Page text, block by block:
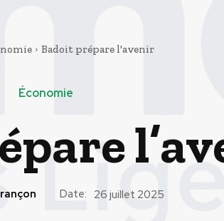
Badoit prépare l'avenir
Économie
Date: 26 juillet 2025